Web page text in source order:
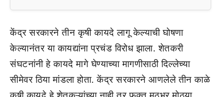
केंद्र सरकारने तीन कृषी कायदे लागू केल्याची घोषणा
केल्यानंतर या कायद्यांना प्रचंड विरोध झाला. शेतकरी
संघटनांनी हे कायदे मागे घेण्याच्या मागणीसाठी दिल्लेच्या
सीमेवर ठिया मांडला होता. केंद्र सरकारने आणलेले तीन काळे